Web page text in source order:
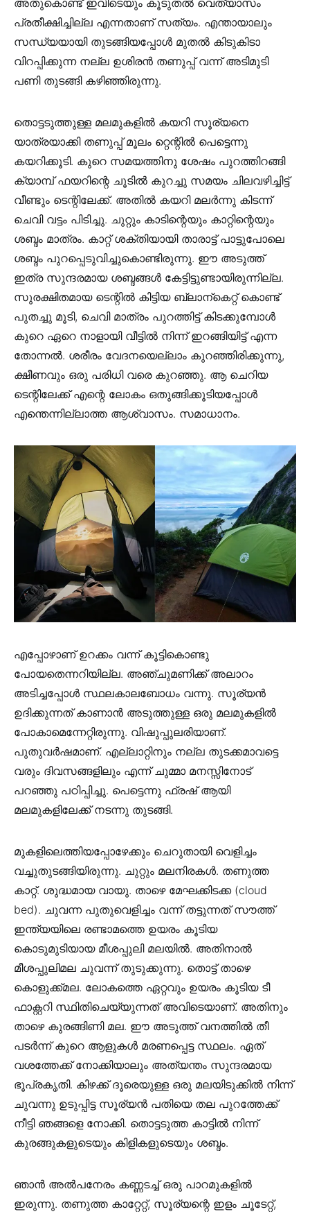
അതുകൊണ്ട് ഇവിടെയും കൂടുതൽ വെത്യാസം
പ്രതീക്ഷിച്ചില്ല എന്നതാണ് സത്യം. എന്തായാലും
സന്ധ്യയായി തുടങ്ങിയപ്പോൾ മുതൽ കിടുകിടാ
വിറപ്പിക്കുന്ന നല്ല ഉശിരൻ തണുപ്പ് വന്ന് അടിമുടി
പണി തുടങ്ങി കഴിഞ്ഞിരുന്നു.
തൊട്ടടുത്തുള്ള മലമുകളിൽ കയറി സൂര്യനെ
യാത്രയാക്കി തണുപ്പ് മൂലം റ്റെന്റിൽ പെട്ടെന്നു
കയറിക്കൂടി. കുറെ സമയത്തിനു ശേഷം പുറത്തിറങ്ങി
ക്യാമ്പ് ഫയറിന്റെ ചൂടിൽ കുറച്ചു സമയം ചിലവഴിച്ചിട്ട്
വീണ്ടും ടെന്റിലേക്ക്. അതിൽ കയറി മലർന്നു കിടന്ന്
ചെവി വട്ടം പിടിച്ചു. ചുറ്റും കാടിന്റെയും കാറ്റിന്റെയും
ശബ്ദം മാത്രം. കാറ്റ് ശക്തിയായി താരാട്ട് പാട്ടുപോലെ
ശബ്ദം പുറപ്പെടുവിച്ചുകൊണ്ടിരുന്നു. ഈ അടുത്ത്
ഇത്ര സുന്ദരമായ ശബ്ദങ്ങൾ കേട്ടിട്ടുണ്ടായിരുന്നില്ല.
സുരക്ഷിതമായ ടെന്റിൽ കിട്ടിയ ബ്ലാന്കെറ്റ് കൊണ്ട്
പുതച്ചു മൂടി, ചെവി മാത്രം പുറത്തിട്ട് കിടക്കുമ്പോൾ
കുറെ ഏറെ നാളായി വീട്ടിൽ നിന്ന് ഇറങ്ങിയിട്ട് എന്ന
തോന്നൽ. ശരീരം വേദനയെല്ലാം കുറഞ്ഞിരിക്കുന്നു,
ക്ഷീണവും ഒരു പരിധി വരെ കുറഞ്ഞു. ആ ചെറിയ
ടെന്റിലേക്ക് എന്റെ ലോകം ഒതുങ്ങിക്കൂടിയപ്പോൾ
എന്തെന്നില്ലാത്ത ആശ്വാസം. സമാധാനം.
എപ്പോഴാണ് ഉറക്കം വന്ന് കൂട്ടികൊണ്ടു
പോയതെന്നറിയില്ല. അഞ്ചുമണിക്ക് അലാറം
അടിച്ചപ്പോൾ സ്ഥലകാലബോധം വന്നു. സൂര്യൻ
ഉദിക്കുന്നത് കാണാൻ അടുത്തുള്ള ഒരു മലമുകളിൽ
പോകാമെന്നേറ്റിരുന്നു. വിഷുപ്പുലരിയാണ്.
പുതുവർഷമാണ്. എല്ലാറ്റിനും നല്ല തുടക്കമാവട്ടെ
വരും ദിവസങ്ങളിലും എന്ന് ചുമ്മാ മനസ്സിനോട്
പറഞ്ഞു പഠിപ്പിച്ചു. പെട്ടെന്നു ഫ്രഷ് ആയി
മലമുകളിലേക്ക് നടന്നു തുടങ്ങി.
മുകളിലെത്തിയപ്പോഴേക്കും ചെറുതായി വെളിച്ചം
വച്ചുതുടങ്ങിയിരുന്നു. ചുറ്റും മലനിരകൾ. തണുത്ത
കാറ്റ്. ശുദ്ധമായ വായു. താഴെ മേഘക്കിടക്ക (cloud
bed). ചുവന്ന പുതുവെളിച്ചം വന്ന് തട്ടുന്നത് സൗത്ത്
ഇന്ത്യയിലെ രണ്ടാമത്തെ ഉയരം കൂടിയ
കൊടുമുടിയായ മീശപ്പുലി മലയിൽ. അതിനാൽ
മീശപ്പുലിമല ചുവന്ന് തുടുക്കുന്നു. തൊട്ട് താഴെ
കൊളുക്ക്മല. ലോകത്തെ ഏറ്റവും ഉയരം കൂടിയ ടീ
ഫാക്റ്ററി സ്ഥിതിചെയ്യുന്നത് അവിടെയാണ്. അതിനും
താഴെ കുരങ്ങിണി മല. ഈ അടുത്ത് വനത്തിൽ തീ
പടർന്ന് കുറെ ആളുകൾ മരണപ്പെട്ട സ്ഥലം. ഏത്
വശത്തേക്ക് നോക്കിയാലും അത്യന്തം സുന്ദരമായ
ഭൂപ്രകൃതി. കിഴക്ക് ദൂരെയുള്ള ഒരു മലയിടുക്കിൽ നിന്ന്
ചുവന്നു ഉടുപ്പിട്ട സൂര്യൻ പതിയെ തല പുറത്തേക്ക്
നീട്ടി ഞങ്ങളെ നോക്കി. തൊട്ടടുത്ത കാട്ടിൽ നിന്ന്
കുരങ്ങുകളുടെയും കിളികളുടെയും ശബ്ദം.
ഞാൻ അൽപനേരം കണ്ണടച്ച് ഒരു പാറമുകളിൽ
ഇരുന്നു. തണുത്ത കാറ്റേറ്റ്, സൂര്യന്റെ ഇളം ചൂടേറ്റ്,